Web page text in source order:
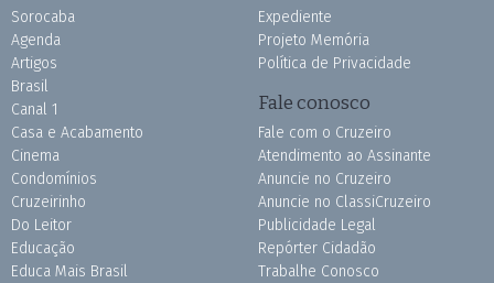
Sorocaba
Agenda
Artigos
Brasil
Canal 1
Casa e Acabamento
Cinema
Condomínios
Cruzeirinho
Do Leitor
Educação
Educa Mais Brasil
Expediente
Projeto Memória
Política de Privacidade
Fale conosco
Fale com o Cruzeiro
Atendimento ao Assinante
Anuncie no Cruzeiro
Anuncie no ClassiCruzeiro
Publicidade Legal
Repórter Cidadão
Trabalhe Conosco